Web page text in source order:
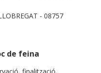
- 08757
de feina